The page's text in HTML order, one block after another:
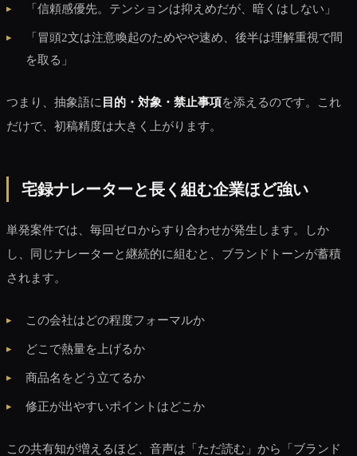
「信頼感優先。テンションは抑えめだが、暗くはしない」
「冒頭2文は注意喚起のためやや速め、後半は理解重視で間
を取る」
つまり、抽象語に 目的・対象・禁止事項を添えるのです。これ
だけで、初稿精度は大きく上がります。
宅録ナレーターと長く組む企業ほど強い
単発案件では、毎回ゼロからすり合わせが発生します。しか
し、同じナレーターと継続的に組むと、ブランドトーンが蓄積
されます。
この会社はどの程度フォーマルか
どこで熱量を上げるか
商品名をどう立てるか
修正が出やすいポイントはどこか
この共有知が増えるほど、音声は「ただ読む」から「ブランド